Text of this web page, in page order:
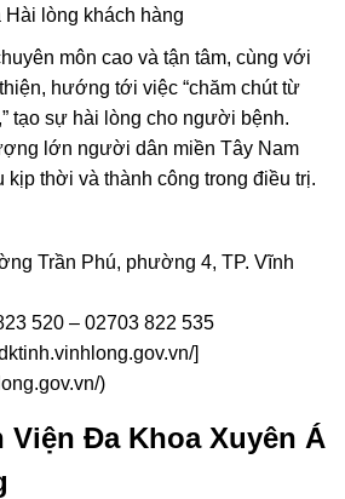
lòng khách hàng
môn cao và tận tâm, cùng với
hướng tới việc “chăm chút từ
tạo sự hài lòng cho người bệnh.
lớn người dân miền Tây Nam
kịp thời và thành công trong điều trị.
Trần Phú, phường 4, TP. Vĩnh
520 – 02703 822 535
]
)
Viện Đa Khoa Xuyên Á